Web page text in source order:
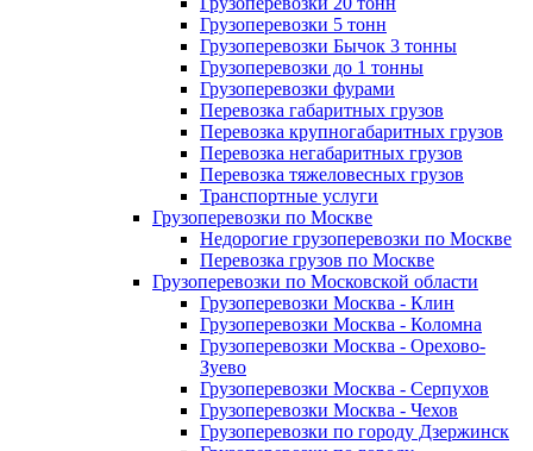
Грузоперевозки 5 тонн
Грузоперевозки Бычок 3 тонны
Грузоперевозки до 1 тонны
Грузоперевозки фурами
Перевозка габаритных грузов
Перевозка крупногабаритных грузов
Перевозка негабаритных грузов
Перевозка тяжеловесных грузов
Транспортные услуги
Грузоперевозки по Москве
Недорогие грузоперевозки по Москве
Перевозка грузов по Москве
Грузоперевозки по Московской области
Грузоперевозки Москва - Клин
Грузоперевозки Москва - Коломна
Грузоперевозки Москва - Орехово-
Зуево
Грузоперевозки Москва - Серпухов
Грузоперевозки Москва - Чехов
Грузоперевозки по городу Дзержинск